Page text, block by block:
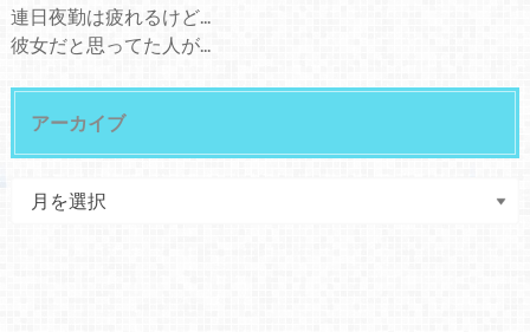
連日夜勤は疲れるけど...
彼女だと思ってた人が...
アーカイブ